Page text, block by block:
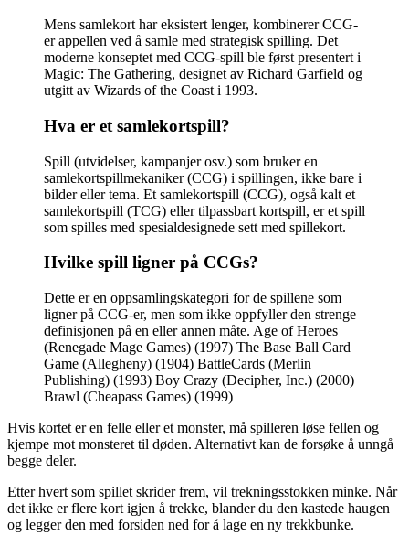
Mens samlekort har eksistert lenger, kombinerer CCG-
er appellen ved å samle med strategisk spilling. Det
moderne konseptet med CCG-spill ble først presentert i
Magic: The Gathering, designet av Richard Garfield og
utgitt av Wizards of the Coast i 1993.
Hva er et samlekortspill?
Spill (utvidelser, kampanjer osv.) som bruker en
samlekortspillmekaniker (CCG) i spillingen, ikke bare i
bilder eller tema. Et samlekortspill (CCG), også kalt et
samlekortspill (TCG) eller tilpassbart kortspill, er et spill
som spilles med spesialdesignede sett med spillekort.
Hvilke spill ligner på CCGs?
Dette er en oppsamlingskategori for de spillene som
ligner på CCG-er, men som ikke oppfyller den strenge
definisjonen på en eller annen måte. Age of Heroes
(Renegade Mage Games) (1997) The Base Ball Card
Game (Allegheny) (1904) BattleCards (Merlin
Publishing) (1993) Boy Crazy (Decipher, Inc.) (2000)
Brawl (Cheapass Games) (1999)
Hvis kortet er en felle eller et monster, må spilleren løse fellen og
kjempe mot monsteret til døden. Alternativt kan de forsøke å unngå
begge deler.
Etter hvert som spillet skrider frem, vil trekningsstokken minke. Når
det ikke er flere kort igjen å trekke, blander du den kastede haugen
og legger den med forsiden ned for å lage en ny trekkbunke.